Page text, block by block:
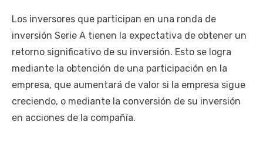
Los inversores que participan en una ronda de
inversión Serie A tienen la expectativa de obtener un
retorno significativo de su inversión. Esto se logra
mediante la obtención de una participación en la
empresa, que aumentará de valor si la empresa sigue
creciendo, o mediante la conversión de su inversión
en acciones de la compañía.